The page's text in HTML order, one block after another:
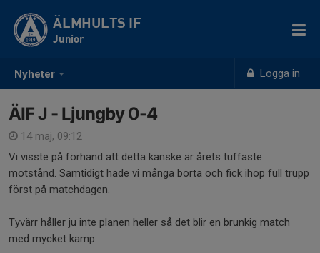
Nyheter Logga in
ÄLMHULTS IF
Junior
ÄIF J - Ljungby 0-4
14 maj, 09:12
Vi visste på förhand att detta kanske är årets tuffaste
motstånd. Samtidigt hade vi många borta och fick ihop full trupp
först på matchdagen.
Tyvärr håller ju inte planen heller så det blir en brunkig match
med mycket kamp.